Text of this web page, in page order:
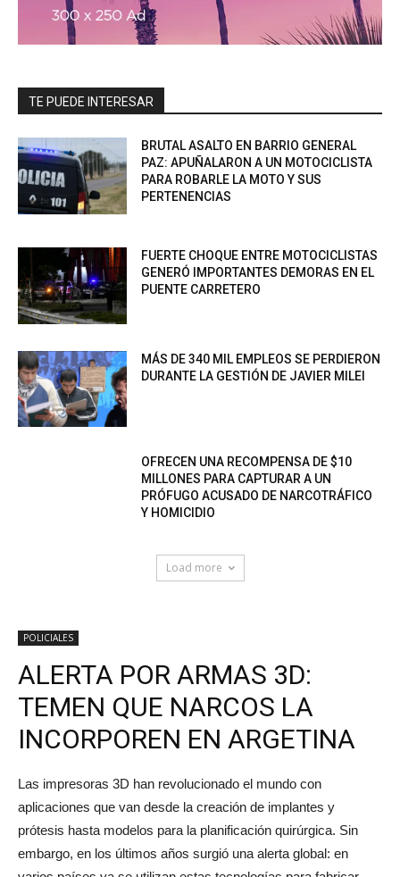
TE PUEDE INTERESAR
BRUTAL ASALTO EN BARRIO GENERAL
PAZ: APUÑALARON A UN MOTOCICLISTA
PARA ROBARLE LA MOTO Y SUS
PERTENENCIAS
FUERTE CHOQUE ENTRE MOTOCICLISTAS
GENERÓ IMPORTANTES DEMORAS EN EL
PUENTE CARRETERO
MÁS DE 340 MIL EMPLEOS SE PERDIERON
DURANTE LA GESTIÓN DE JAVIER MILEI
OFRECEN UNA RECOMPENSA DE $10
MILLONES PARA CAPTURAR A UN
PRÓFUGO ACUSADO DE NARCOTRÁFICO
Y HOMICIDIO
Load more